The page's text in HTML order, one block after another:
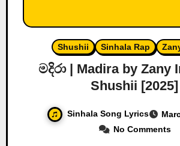
Shushii Sinhala Rap
මදිරා | Madira by Zany
Shushii [2025]
Sinhala Song Lyrics
No Comments